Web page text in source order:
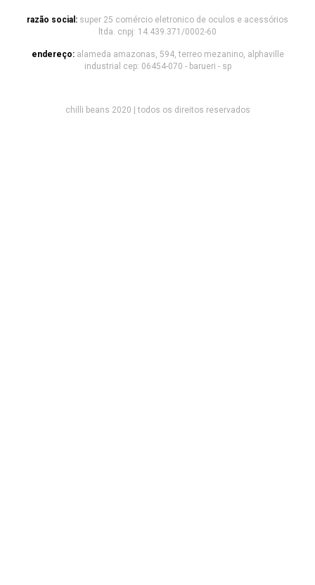
razão social: super 25 comércio eletronico de oculos e acessórios
ltda. cnpj: 14.439.371/0002-60
endereço: alameda amazonas, 594, terreo mezanino, alphaville
industrial cep: 06454-070 - barueri - sp
chilli beans 2020 | todos os direitos reservados